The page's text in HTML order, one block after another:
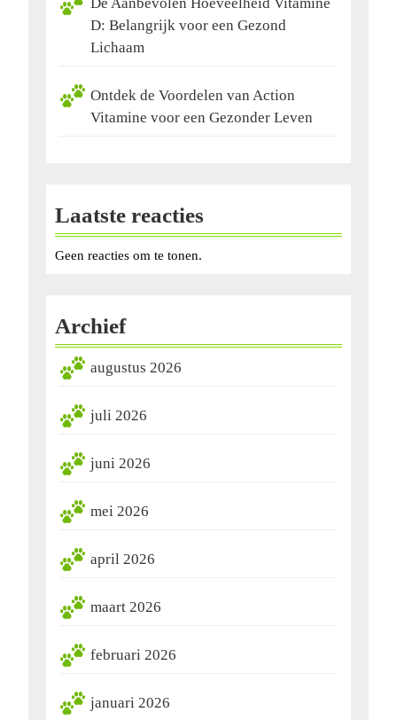
D: Belangrijk voor een Gezond
Lichaam
Ontdek de Voordelen van Action
Vitamine voor een Gezonder Leven
Laatste reacties
Geen reacties om te tonen.
Archief
augustus 2026
juli 2026
juni 2026
mei 2026
april 2026
maart 2026
februari 2026
januari 2026